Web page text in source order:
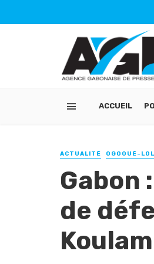
ACCUEIL
ACTUALITÉ OGOOUÉ-
Gabon
de